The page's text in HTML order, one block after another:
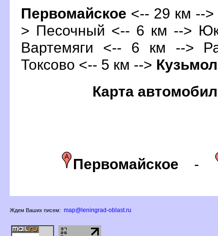
Первомайское <-- 29 км --
> Песочный <-- 6 км -->
артемяги <-- 6 км -->
Токсово <-- 5 км -->
Карта
Первомайское -
Ждем Ваших писем: map@leningrad-oblast.ru